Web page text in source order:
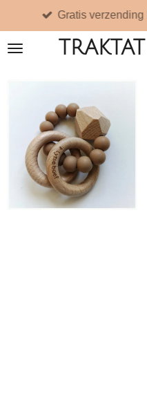
direct
naar
Gratis